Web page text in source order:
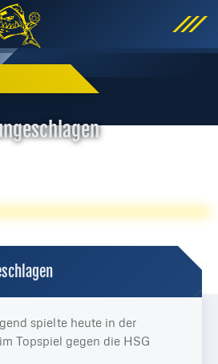
spielte heute in der
Topspiel gegen die HSG